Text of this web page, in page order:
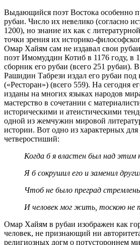
Выдающийся поэт Востока особенно
рубаи. Число их невелико (согласно
1200), но знание их как с
точки зрения их историко-
Омар Хайям сам не издавал свои
поэт Имомуддин Котиб в 1176 году, в
сборник его рубаи (всего 251 рубаи).
Рашидин Табрези издал его рубаи под
(«Ресторан») (всего 559). На сегодня
изданы на многих языках народов
мастерство в сочетании с
историческими и атеистическими
одной из жемчужин мировой
истории. Вот одно из характерных
четверостиший:
Когда б я властен был над этим
Я б сокрушил его и заменил
Чтоб не было преград
И человек мог жить, тоскою не
Омар Хайям в рубаи изображен как
человек, не признающий ни
религиозных догм о потустороннем